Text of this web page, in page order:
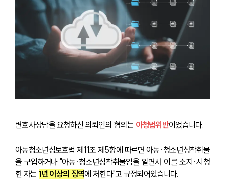
센터소개
센터소개
변호사상담을 요청하신 의뢰인의 혐의는 아청법위반이었습니다.
아동청소년성보호법 제11조 제5항에 따르면 아동·청소년성착취물
을 구입하거나 "아동·청소년성착취물임을 알면서 이를 소지·시청
한 자는 1년 이상의 징역에 처한다"고 규정되어있습니다.